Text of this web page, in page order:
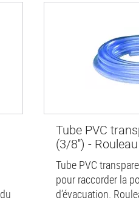
Tube PVC
(3/8'') -
Tube PVC
pour raccorder la
d’évacuation.